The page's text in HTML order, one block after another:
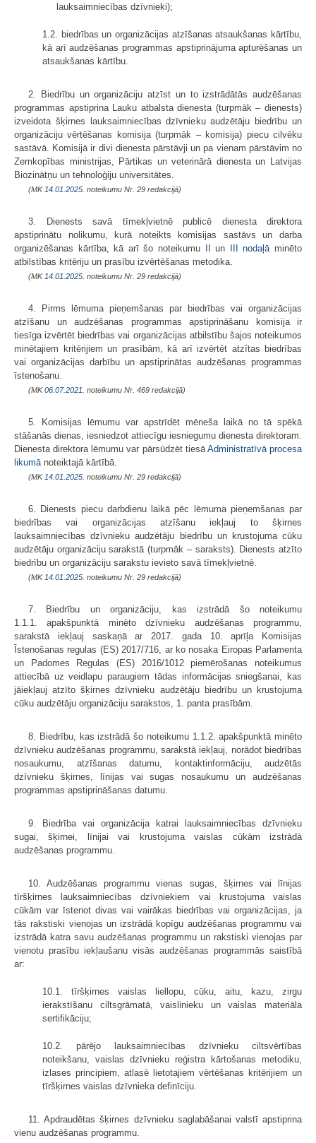
lauksaimniecības dzīvnieki);
1.2. biedrības un organizācijas atzīšanas atsaukšanas kārtību,
kā arī audzēšanas programmas apstiprinājuma apturēšanas un
atsaukšanas kārtību.
2. Biedrību un organizāciju atzīst un to izstrādātās audzēšanas
programmas apstiprina Lauku atbalsta dienesta (turpmāk – dienests)
izveidota šķirnes lauksaimniecības dzīvnieku audzētāju biedrību un
organizāciju vērtēšanas komisija (turpmāk – komisija) piecu cilvēku
sastāvā. Komisijā ir divi dienesta pārstāvji un pa vienam pārstāvim no
Zemkopības ministrijas, Pārtikas un veterinārā dienesta un Latvijas
Biozinātņu un tehnoloģiju universitātes.
(MK 14.01.2025. noteikumu Nr. 29 redakcijā)
3. Dienests savā tīmekļvietnē publicē dienesta direktora
apstiprinātu nolikumu, kurā noteikts komisijas sastāvs un darba
organizēšanas kārtība, kā arī šo noteikumu ​II un III nodaļā minēto
atbilstības kritēriju un prasību izvērtēšanas metodika.
(MK 14.01.2025. noteikumu Nr. 29 redakcijā)
4. Pirms lēmuma pieņemšanas par biedrības vai organizācijas
atzīšanu un audzēšanas programmas apstiprināšanu komisija ir
tiesīga izvērtēt biedrības vai organizācijas atbilstību šajos noteikumos
minētajiem kritērijiem un prasībām, kā arī izvērtēt atzītas biedrības
vai organizācijas darbību un apstiprinātas audzēšanas programmas
īstenošanu.
(MK06.07.2021. noteikumu Nr. 469 redakcijā)
5. Komisijas lēmumu var apstrīdēt mēneša laikā no tā spēkā
stāšanās dienas, iesniedzot attiecīgu iesniegumu dienesta direktoram.
Dienesta direktora lēmumu var pārsūdzēt tiesā Administratīvā procesa
likumā noteiktajā kārtībā.
(MK 14.01.2025. noteikumu Nr. 29 redakcijā)
6. Dienests piecu darbdienu laikā pēc lēmuma pieņemšanas par
biedrības vai organizācijas atzīšanu iekļauj to šķirnes
lauksaimniecības dzīvnieku audzētāju biedrību un krustojuma cūku
audzētāju organizāciju sarakstā (turpmāk – saraksts). Dienests atzīto
biedrību un organizāciju sarakstu ievieto savā tīmekļvietnē.
(MK 14.01.2025. noteikumu Nr. 29 redakcijā)
7. Biedrību un organizāciju, kas izstrādā šo noteikumu
1.1.1. apakšpunktā minēto dzīvnieku audzēšanas programmu,
sarakstā iekļauj saskaņā ar 2017. gada 10. aprīļa Komisijas
Īstenošanas regulas (ES) 2017/716, ar ko nosaka Eiropas Parlamenta
un Padomes Regulas (ES) 2016/1012 piemērošanas noteikumus
attiecībā uz veidlapu paraugiem tādas informācijas sniegšanai, kas
jāiekļauj atzīto šķirnes dzīvnieku audzētāju biedrību un krustojuma
cūku audzētāju organizāciju sarakstos, 1. panta prasībām.
8. Biedrību, kas izstrādā šo noteikumu 1.1.2. apakšpunktā minēto
dzīvnieku audzēšanas programmu, sarakstā iekļauj, norādot biedrības
nosaukumu, atzīšanas datumu, kontaktinformāciju, audzētās
dzīvnieku šķirnes, līnijas vai sugas nosaukumu un audzēšanas
programmas apstiprināšanas datumu.
9. Biedrība vai organizācija katrai lauksaimniecības dzīvnieku
sugai, šķirnei, līnijai vai krustojuma vaislas cūkām izstrādā
audzēšanas programmu.
10. Audzēšanas programmu vienas sugas, šķirnes vai līnijas
tīršķirnes lauksaimniecības dzīvniekiem vai krustojuma vaislas
cūkām var īstenot divas vai vairākas biedrības vai organizācijas, ja
tās rakstiski vienojas un izstrādā kopīgu audzēšanas programmu vai
izstrādā katra savu audzēšanas programmu un rakstiski vienojas par
vienotu prasību iekļaušanu visās audzēšanas programmās saistībā
ar:
10.1. tīršķirnes vaislas liellopu, cūku, aitu, kazu, zirgu
ierakstīšanu ciltsgrāmatā, vaislinieku un vaislas materiāla
sertifikāciju;
10.2. pārējo lauksaimniecības dzīvnieku ciltsvērtības
noteikšanu, vaislas dzīvnieku reģistra kārtošanas metodiku,
izlases principiem, atlasē lietotajiem vērtēšanas kritērijiem un
tīršķirnes vaislas dzīvnieka definīciju.
11. Apdraudētas šķirnes dzīvnieku saglabāšanai valstī apstiprina
vienu audzēšanas programmu.